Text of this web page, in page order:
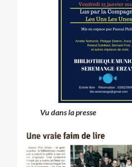
Vu dans la presse